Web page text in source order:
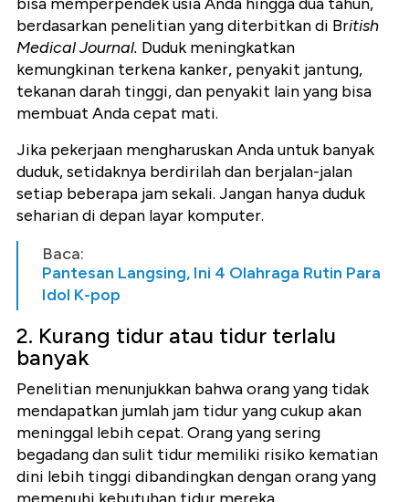
berdasarkan penelitian yang diterbitkan di British
Medical Journal. Duduk meningkatkan
kemungkinan terkena kanker, penyakit jantung,
tekanan darah tinggi, dan penyakit lain yang bisa
membuat Anda cepat mati.
Jika pekerjaan mengharuskan Anda untuk banyak
duduk, setidaknya berdirilah dan berjalan-jalan
setiap beberapa jam sekali. Jangan hanya duduk
seharian di depan layar komputer.
Baca:
Pantesan Langsing, Ini 4 Olahraga Rutin Para
Idol K-pop
2. Kurang tidur atau tidur terlalu
banyak
Penelitian menunjukkan bahwa orang yang tidak
mendapatkan jumlah jam tidur yang cukup akan
meninggal lebih cepat. Orang yang sering
begadang dan sulit tidur memiliki risiko kematian
dini lebih tinggi dibandingkan dengan orang yang
memenuhi kebutuhan tidur mereka.